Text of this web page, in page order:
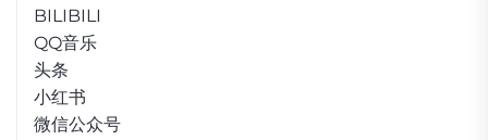
BILIBILI
QQ音乐
头条
小红书
微信公众号